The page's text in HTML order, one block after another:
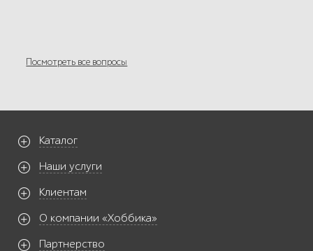
Посмотреть все вопросы
Каталог
Наши услуги
Клиентам
О компании «Хоббика»
Партнерство